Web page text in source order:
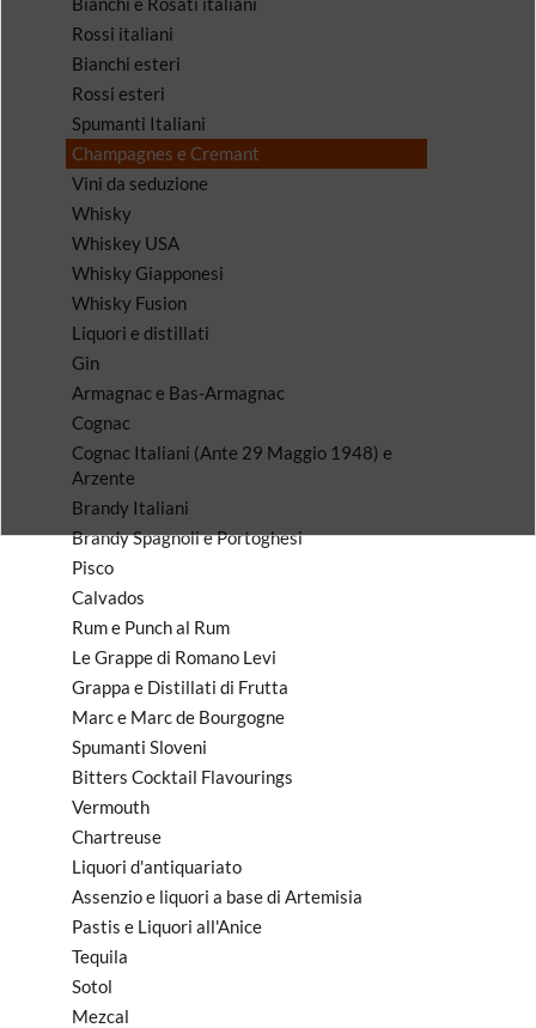
Rossi italiani
Bianchi esteri
Rossi esteri
Spumanti Italiani
Champagnes e Cremant
Vini da seduzione
Whisky
Whiskey USA
Whisky Giapponesi
Whisky Fusion
Liquori e distillati
Gin
Armagnac e Bas-Armagnac
Cognac
Cognac Italiani (Ante 29 Maggio 1948) e
Arzente
Brandy Italiani
Brandy Spagnoli e Portoghesi
Pisco
Calvados
Rum e Punch al Rum
Le Grappe di Romano Levi
Grappa e Distillati di Frutta
Marc e Marc de Bourgogne
Spumanti Sloveni
Bitters Cocktail Flavourings
Vermouth
Chartreuse
Liquori d'antiquariato
Assenzio e liquori a base di Artemisia
Pastis e Liquori all'Anice
Tequila
Sotol
Mezcal